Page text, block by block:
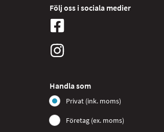
Följ oss i sociala medier
Handla som
Privat (ink. moms)
Företag (ex. moms)